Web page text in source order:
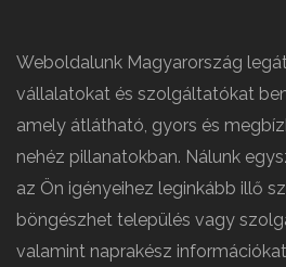
Weboldalunk Magyarország
vállalatokat és szolgáltatókat
amely átlátható, gyors és
nehéz pillanatokban. Nálunk
az Ön igényeihez leginkább illő
böngészhet település vagy
valamint naprakész